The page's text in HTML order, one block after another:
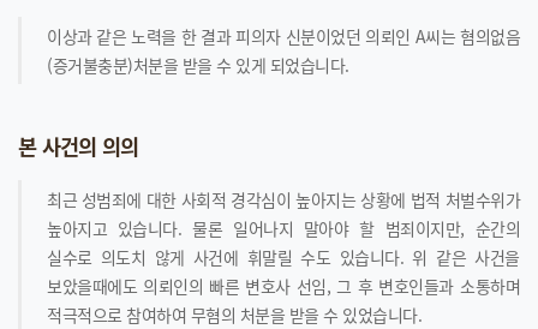
이상과 같은 노력을 한 결과 피의자 신분이었던 의뢰인 A씨는 혐의없음
(증거불충분)처분을 받을 수 있게 되었습니다.
본 사건의 의의
최근 성범죄에 대한 사회적 경각심이 높아지는 상황에 법적 처벌수위가
높아지고 있습니다. 물론 일어나지 말아야 할 범죄이지만, 순간의
실수로 의도치 않게 사건에 휘말릴 수도 있습니다. 위 같은 사건을
보았을때에도 의뢰인의 빠른 변호사 선임, 그 후 변호인들과 소통하며
적극적으로 참여하여 무혐의 처분을 받을 수 있었습니다.